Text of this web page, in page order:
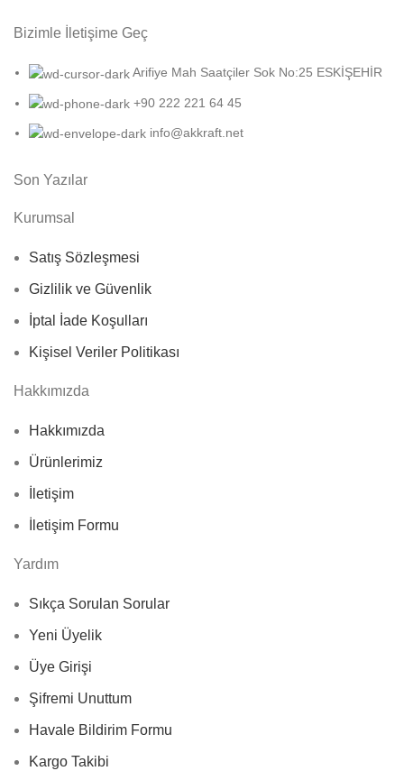
Bizimle İletişime Geç
Arifiye Mah Saatçiler Sok No:25 ESKİŞEHİR
+90 222 221 64 45
info@akkraft.net
Son Yazılar
Kurumsal
Satış Sözleşmesi
Gizlilik ve Güvenlik
İptal İade Koşulları
Kişisel Veriler Politikası
Hakkımızda
Hakkımızda
Ürünlerimiz
İletişim
İletişim Formu
Yardım
Sıkça Sorulan Sorular
Yeni Üyelik
Üye Girişi
Şifremi Unuttum
Havale Bildirim Formu
Kargo Takibi